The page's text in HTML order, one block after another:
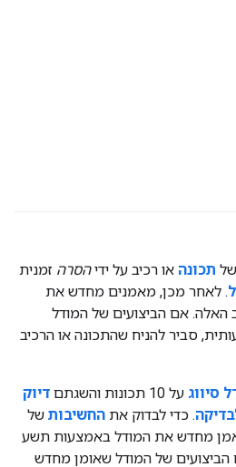
תכונה או רכיב על ידיהסרה זמנית
. לאחר מכן, מאמנים מחדש את
האלה. אם הביצועים של המודל
סביר להניח שהתכונה או הרכיב
סיווג על 10 תכונות והשגתם
דיוק
. כדי לבדוק את החשיבות של
מחדש את המודל באמצעות תשע
של המודל שאומן מחדש